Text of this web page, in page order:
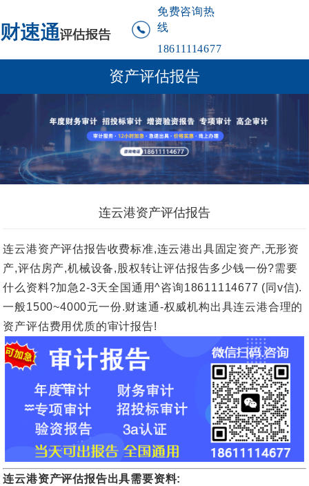
免费咨询热
线
18611114677
资产评估报告
连云港资产评估报告
连云港资产评估报告收费标准,连云港出具固定资产,无形资
产,评估房产,机械设备,股权转让评估报告多少钱一份?需要
什么资料?加急2-3天全国通用^咨询18611114677 (同v信).
一般1500~4000元一份.财速通-权威机构出具连云港合理的
资产评估费用优质的审计报告!
连云港资产评估报告出具需要资料: